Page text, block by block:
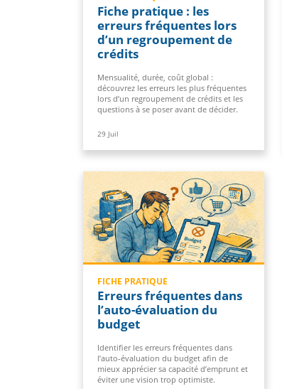
Fiche pratique : les
erreurs fréquentes lors
d’un regroupement de
crédits
Mensualité, durée, coût global :
découvrez les erreurs les plus fréquentes
lors d’un regroupement de crédits et les
questions à se poser avant de décider.
29 Juil
FICHE PRATIQUE
Erreurs fréquentes dans
l’auto-évaluation du
budget
Identifier les erreurs fréquentes dans
l’auto-évaluation du budget afin de
mieux apprécier sa capacité d’emprunt et
éviter une vision trop optimiste.